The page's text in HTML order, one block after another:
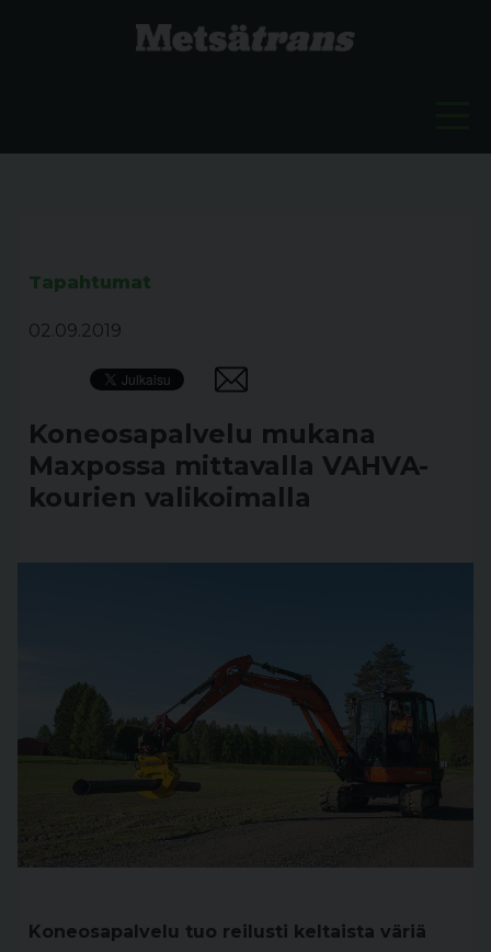
Tapahtumat
02.09.2019
Koneosapalvelu mukana
Maxpossa mittavalla VAHVA-
kourien valikoimalla
Koneosapalvelu tuo reilusti keltaista väriä